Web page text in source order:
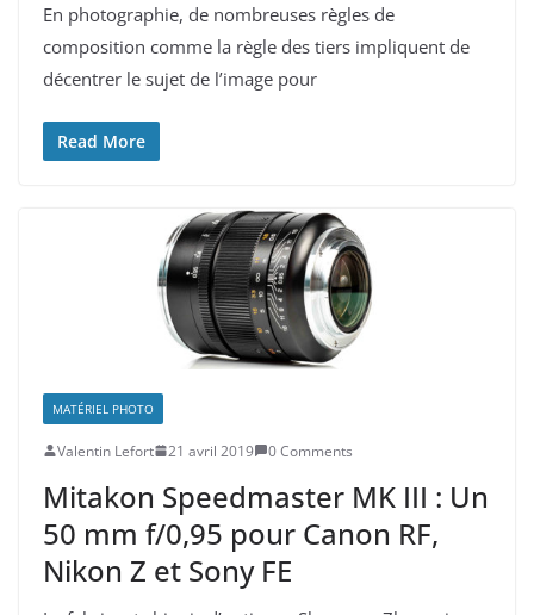
En photographie, de nombreuses règles de
composition comme la règle des tiers impliquent de
décentrer le sujet de l’image pour
Read More
MATÉRIEL PHOTO
Valentin Lefort 21 avril 2019 0 Comments
Mitakon Speedmaster MK III : Un
50 mm f/0,95 pour Canon RF,
Nikon Z et Sony FE